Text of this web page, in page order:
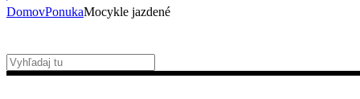
DomovPonukaMocykle jazdené